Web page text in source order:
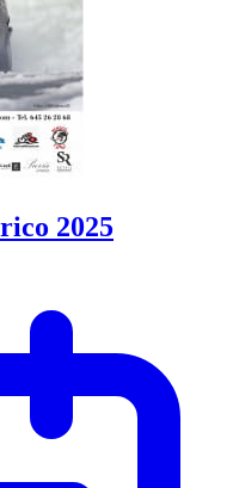
2025